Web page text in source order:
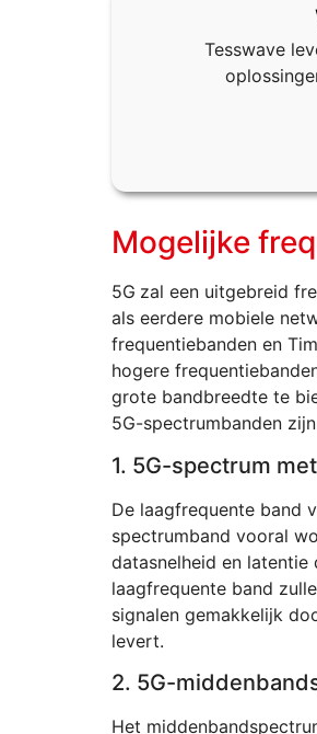
Tesswave
Mogelijke
5G zal een uitgebreid
als eerdere mobiele
frequentiebanden en
hogere
grote bandbreedte te
5G-spectrumbanden
1. 5G-spectrum
De laagfrequente band
spectrumband vooral
datasnelheid en latentie
laagfrequente band
signalen gemakkelijk
levert.
2. 5G-
Het